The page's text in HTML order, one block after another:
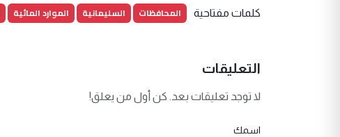
كلمات مفتاحية المحافظات السليمانية الموارد المائية
التعليقات
لا توجد تعليقات بعد. كن أول من يعلق!
اسمك